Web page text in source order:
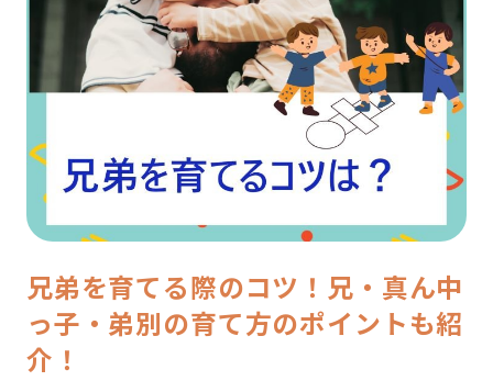
兄弟を育てる際のコツ！兄・真ん中
っ子・弟別の育て方のポイントも紹
介！